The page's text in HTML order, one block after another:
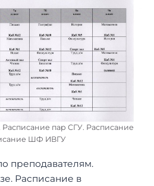
пар СГУ. Расписание
ШФ ИВГУ